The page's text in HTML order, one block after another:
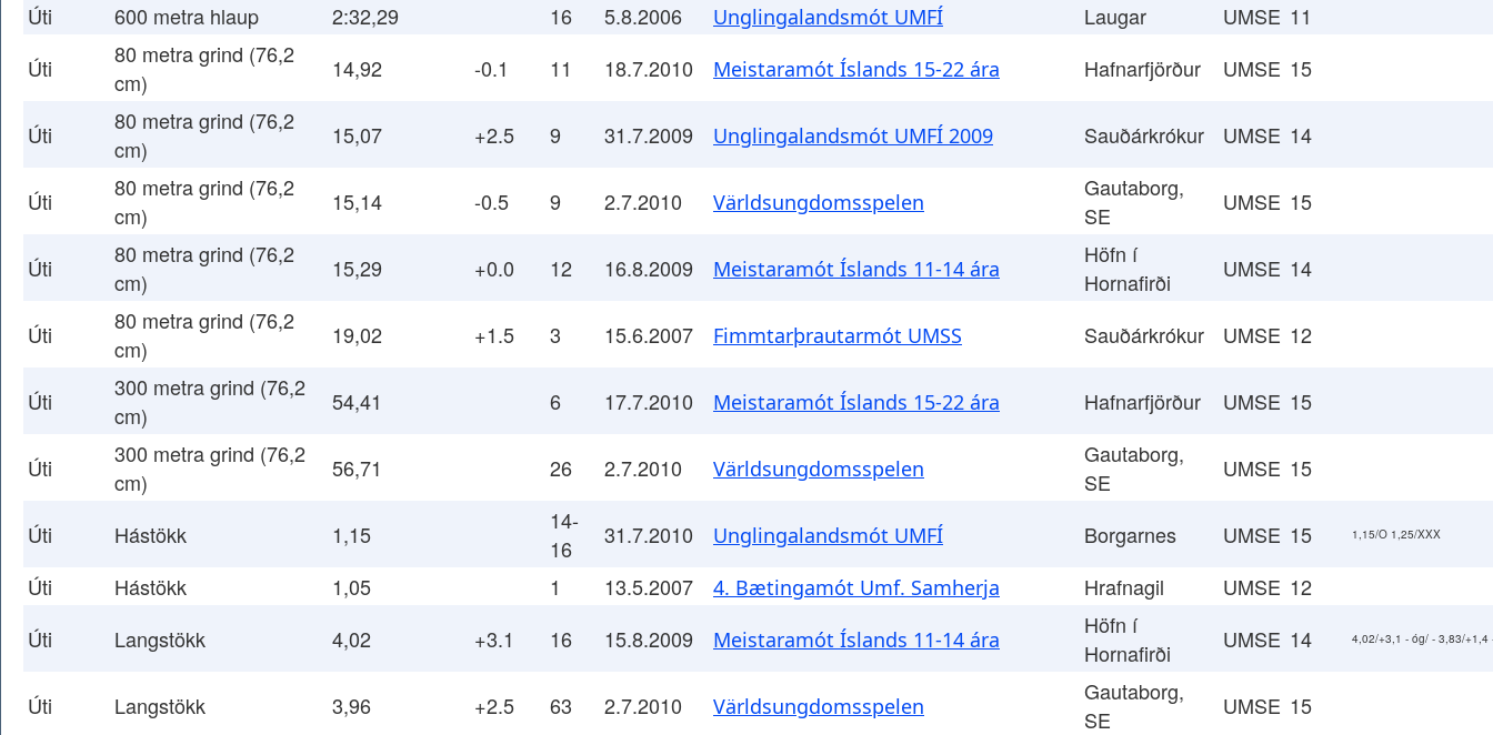
Úti
600 metra hlaup 2:32,29 16 5.8.2006 Unglingalandsmót UMFÍ Laugar UMSE 11
Úti
80 metra grind (76,2
cm)
14,92 -0.1 11 18.7.2010 Meistaramót Íslands 15-22 ára Hafnarfjörður UMSE 15
Úti
80 metra grind (76,2
cm)
15,07 +2.5 9 31.7.2009 Unglingalandsmót UMFÍ 2009 Sauðárkrókur UMSE 14
Úti
80 metra grind (76,2
cm)
15,14 -0.5 9 2.7.2010 Världsungdomsspelen
Gautaborg,
SE
UMSE 15
Úti
80 metra grind (76,2
cm)
15,29 +0.0 12 16.8.2009 Meistaramót Íslands 11-14 ára
Höfn í
Hornafirði
UMSE 14
Úti
80 metra grind (76,2
cm)
19,02 +1.5 3 15.6.2007 Fimmtarþrautarmót UMSS Sauðárkrókur UMSE 12
Úti
300 metra grind (76,2
cm)
54,41 6 17.7.2010 Meistaramót Íslands 15-22 ára Hafnarfjörður UMSE 15
Úti
300 metra grind (76,2
cm)
56,71 26 2.7.2010 Världsungdomsspelen
Gautaborg,
SE
UMSE 15
Úti Hástökk 1,15
14-
16
31.7.2010 Unglingalandsmót UMFÍ Borgarnes UMSE 15 1,15/O 1,25/XXX
Úti Hástökk 1,05 1 13.5.2007 4. Bætingamót Umf. Samherja Hrafnagil UMSE 12
Úti
Langstökk 4,02 +3.1 16 15.8.2009 Meistaramót Íslands 11-14 ára
Höfn í
Hornafirði
UMSE 14 4,02/+3,1 - óg/ - 3,83/+1,4
Úti Langstökk 3,96 +2.5 63 2.7.2010 Världsungdomsspelen
Gautaborg,
SE
UMSE 15